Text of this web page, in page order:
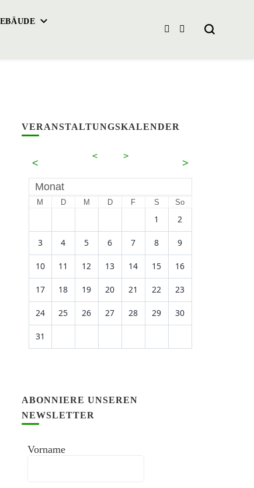
VERANSTALTUNGSKALENDER
<
<2026 >
>
Monat
M D M D F S So
1 2
3 4 5 6 7 8 9
10 11 12 13 14 15 16
17 18 19 20 21 22 23
24 25 26 27 28 29 30
31
ABONNIERE UNSEREN
NEWSLETTER
Vorname